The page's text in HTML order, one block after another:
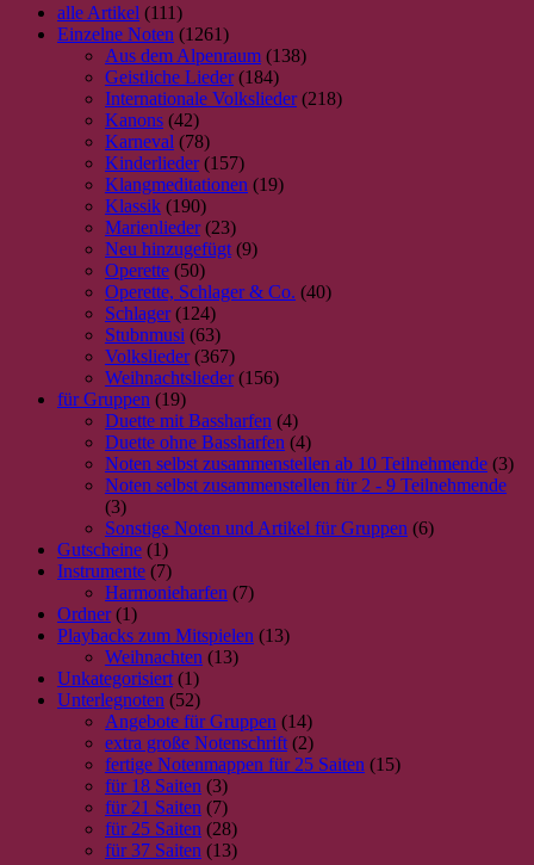
Produktseite
gewählt
alle Artikel (111)
Einzelne Noten (1261)
Aus dem Alpenraum (138)
Geistliche Lieder (184)
Internationale Volkslieder (218)
Kanons (42)
Karneval (78)
Kinderlieder (157)
Klangmeditationen (19)
Klassik (190)
Marienlieder (23)
Neu hinzugefügt (9)
Operette (50)
Operette, Schlager & Co. (40)
Schlager (124)
Stubnmusi (63)
Volkslieder (367)
Weihnachtslieder (156)
für Gruppen (19)
Duette mit Bassharfen (4)
Duette ohne Bassharfen (4)
Noten selbst zusammenstellen ab 10 Teilnehmende (3)
Noten selbst zusammenstellen für 2 - 9 Teilnehmende
(3)
Sonstige Noten und Artikel für Gruppen (6)
Gutscheine (1)
Instrumente (7)
Harmonieharfen (7)
Ordner (1)
Playbacks zum Mitspielen (13)
Weihnachten (13)
Unkategorisiert (1)
Unterlegnoten (52)
Angebote für Gruppen (14)
extra große Notenschrift (2)
fertige Notenmappen für 25 Saiten (15)
für 18 Saiten (3)
für 21 Saiten (7)
für 25 Saiten (28)
für 37 Saiten (13)